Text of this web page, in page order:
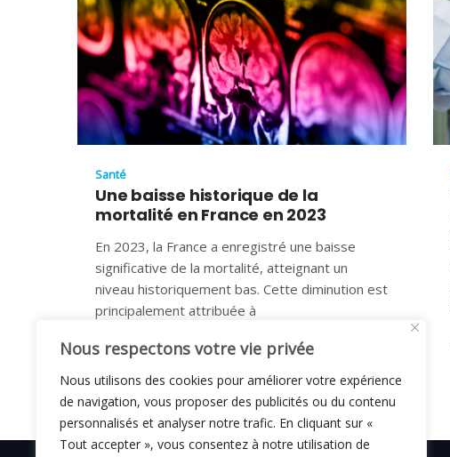
Nous respectons votre vie privée
Nous utilisons des cookies pour améliorer votre expérience
de navigation, vous proposer des publicités ou du contenu
personnalisés et analyser notre trafic. En cliquant sur «
Tout accepter », vous consentez à notre utilisation de
Santé
Une baisse historique de la
mortalité en France en 2023
En 2023, la France a enregistré une baisse
significative de la mortalité, atteignant un
niveau historiquement bas. Cette diminution est
principalement attribuée à
11 JUILLET 2025